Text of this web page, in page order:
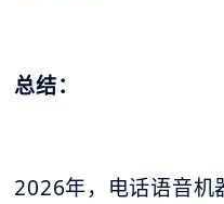
总结：
2026年，电话语音机